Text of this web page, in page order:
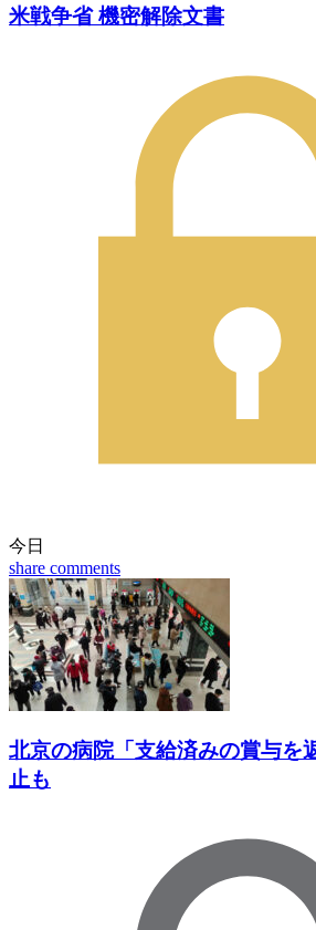
米戦争省 機密解除文書
今日
share comments
北京の病院「支給済みの賞与
止も